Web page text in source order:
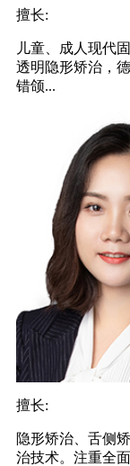
擅长:
儿童、成人现代
透明隐形矫治，
错颌...
擅长:
隐形矫治、舌侧
治技术。注重全